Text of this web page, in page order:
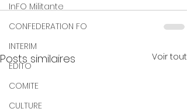
InFO Militante
CONFEDERATION FO
INTERIM
EDITO
COMITE
CULTURE
Posts similaires Voir tout